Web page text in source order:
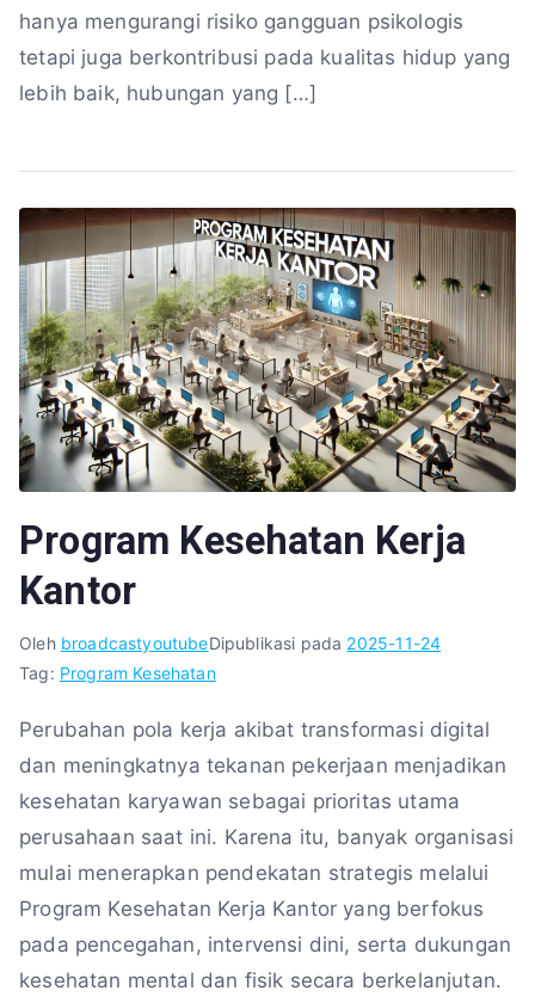
hanya mengurangi risiko gangguan psikologis
tetapi juga berkontribusi pada kualitas hidup yang
lebih baik, hubungan yang […]
Program Kesehatan Kerja
Kantor
Oleh broadcastyoutubeDipublikasi pada 2025-11-24
Tag: Program Kesehatan
Perubahan pola kerja akibat transformasi digital
dan meningkatnya tekanan pekerjaan menjadikan
kesehatan karyawan sebagai prioritas utama
perusahaan saat ini. Karena itu, banyak organisasi
mulai menerapkan pendekatan strategis melalui
Program Kesehatan Kerja Kantor yang berfokus
pada pencegahan, intervensi dini, serta dukungan
kesehatan mental dan fisik secara berkelanjutan.